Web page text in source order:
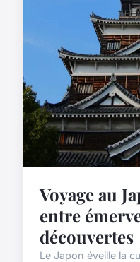
Voyage au
entre
découvertes
Le Japon éveille la